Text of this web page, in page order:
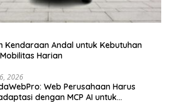
Kendaraan Andal untuk Kebutuhan
Harian
2026
Web Perusahaan Harus
dengan MCP AI untuk